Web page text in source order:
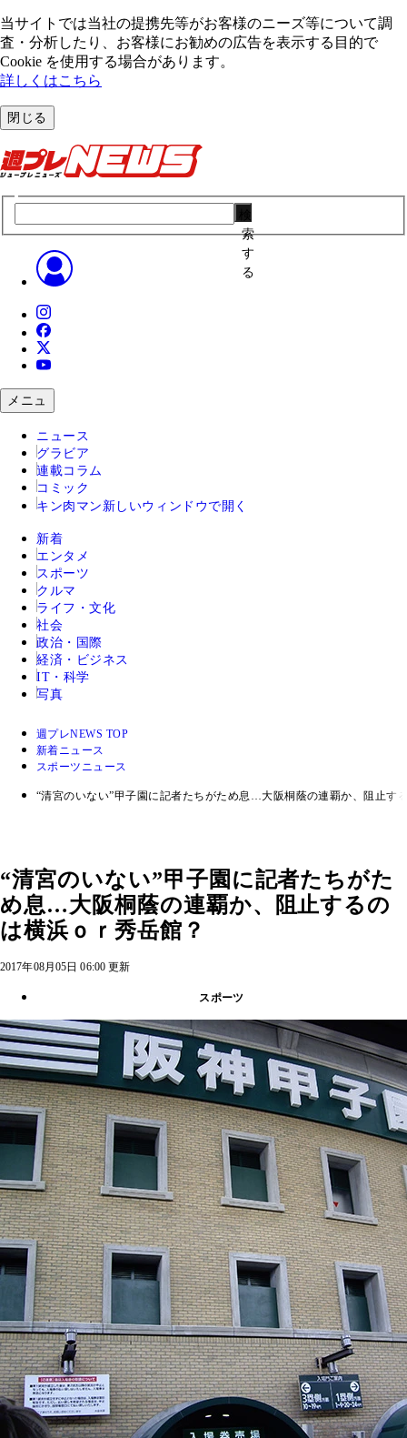
当サイトでは当社の提携先等がお客様のニーズ等について調
査・分析したり、お客様にお勧めの広告を表⽰する⽬的で
Cookie を使⽤する場合があります。
詳しくはこちら
閉じる
索
す
る
メニュ
ニュース
グラビア
連載コラム
コミック
キン肉マン 新しいウィンドウで開く
新着
エンタメ
スポーツ
クルマ
ライフ・文化
社会
政治・国際
経済・ビジネス
IT・科学
写真
週プレNEWS TOP
新着ニュース
スポーツニュース
“清宮のいない”甲子園に記者たちがため息…大阪桐蔭の連覇か、阻止す
“清宮のいない”甲子園に記者たちがた
め息…大阪桐蔭の連覇か、阻止するの
は横浜ｏｒ秀岳館？
2017年08月05日 06:00 更新
スポーツ